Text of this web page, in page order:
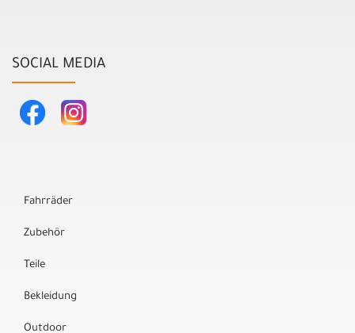
SOCIAL MEDIA
Fahrräder
Zubehör
Teile
Bekleidung
Outdoor